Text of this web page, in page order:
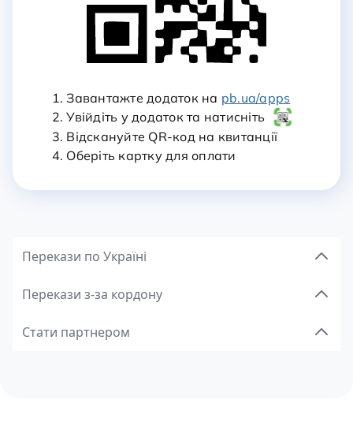
1. Завантажте додаток на pb.ua/apps
2. Увійдіть у додаток та натисніть
3. Відскануйте QR-код на квитанції
4. Оберіть картку для оплати
Перекази по Україні
Перекази з-за кордону
Стати партнером